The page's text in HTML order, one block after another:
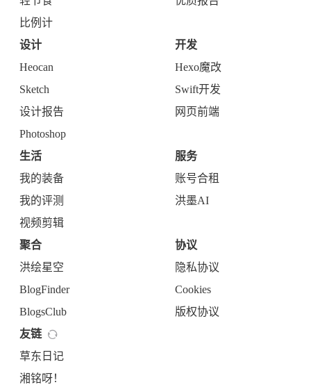
比例计
设计
Heocan
Sketch
设计报告
Photoshop
开发
Hexo魔改
Swift开发
网页前端
生活
我的装备
我的评测
视频剪辑
服务
账号合租
洪墨AI
聚合
洪绘星空
BlogFinder
BlogsClub
协议
隐私协议
Cookies
版权协议
友链
草东日记
湘铭呀！